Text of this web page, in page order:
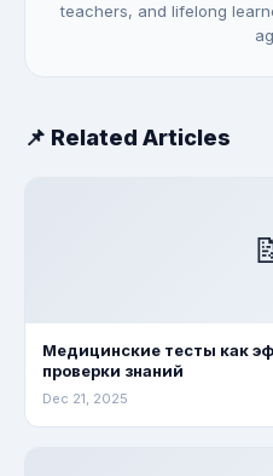
teachers, and lifelong
📌 Related Articles
Медицинские тесты как
проверки знаний
Dec 21, 2025